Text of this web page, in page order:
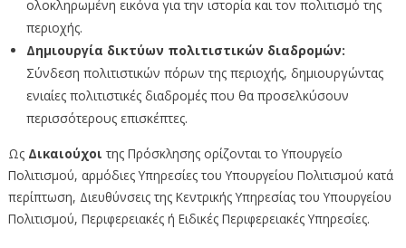
ολοκληρωμένη εικόνα για την ιστορία και τον πολιτισμό της
περιοχής.
Δημιουργία δικτύων πολιτιστικών διαδρομών:
Σύνδεση πολιτιστικών πόρων της περιοχής, δημιουργώντας
ενιαίες πολιτιστικές διαδρομές που θα προσελκύσουν
περισσότερους επισκέπτες.
Ως Δικαιούχοι της Πρόσκλησης ορίζονται το Υπουργείο
Πολιτισμού, αρμόδιες Υπηρεσίες του Υπουργείου Πολιτισμού κατά
περίπτωση, Διευθύνσεις της Κεντρικής Υπηρεσίας του Υπουργείου
Πολιτισμού, Περιφερειακές ή Ειδικές Περιφερειακές Υπηρεσίες.